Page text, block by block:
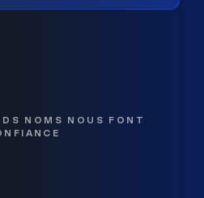
NOMS NOUS FONT